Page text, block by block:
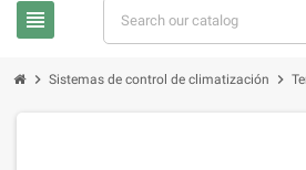
view_headline
chevron_right Sistemas de control de climatización chevron_right